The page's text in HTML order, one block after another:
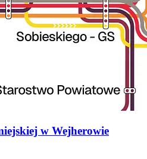
w Wejherowie